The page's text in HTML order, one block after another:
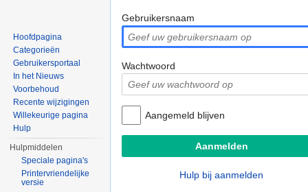
Gebruikersnaam
Wachtwoord
Aangemeld blijven
Hulp bij aanmelden
Hoofdpagina
Categorieën
Gebruikersportaal
In het Nieuws
Voorbehoud
Recente wijzigingen
Willekeurige pagina
Hulp
Hulpmiddelen
Speciale pagina's
Printervriendelijke
versie